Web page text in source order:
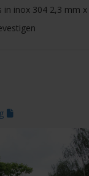
in inox 304 2,3 mm